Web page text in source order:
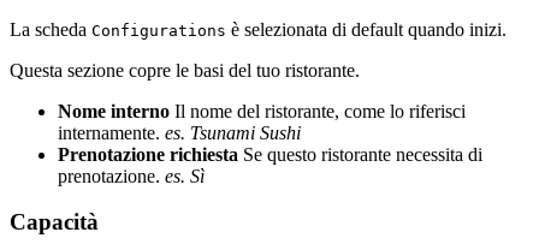
La scheda Configurations è selezionata di default quando inizi.
Questa sezione copre le basi del tuo ristorante.
Nome interno Il nome del ristorante, come lo riferisci
internamente. es. Tsunami Sushi
Prenotazione richiesta Se questo ristorante necessita di
prenotazione. es. Sì
Capacità